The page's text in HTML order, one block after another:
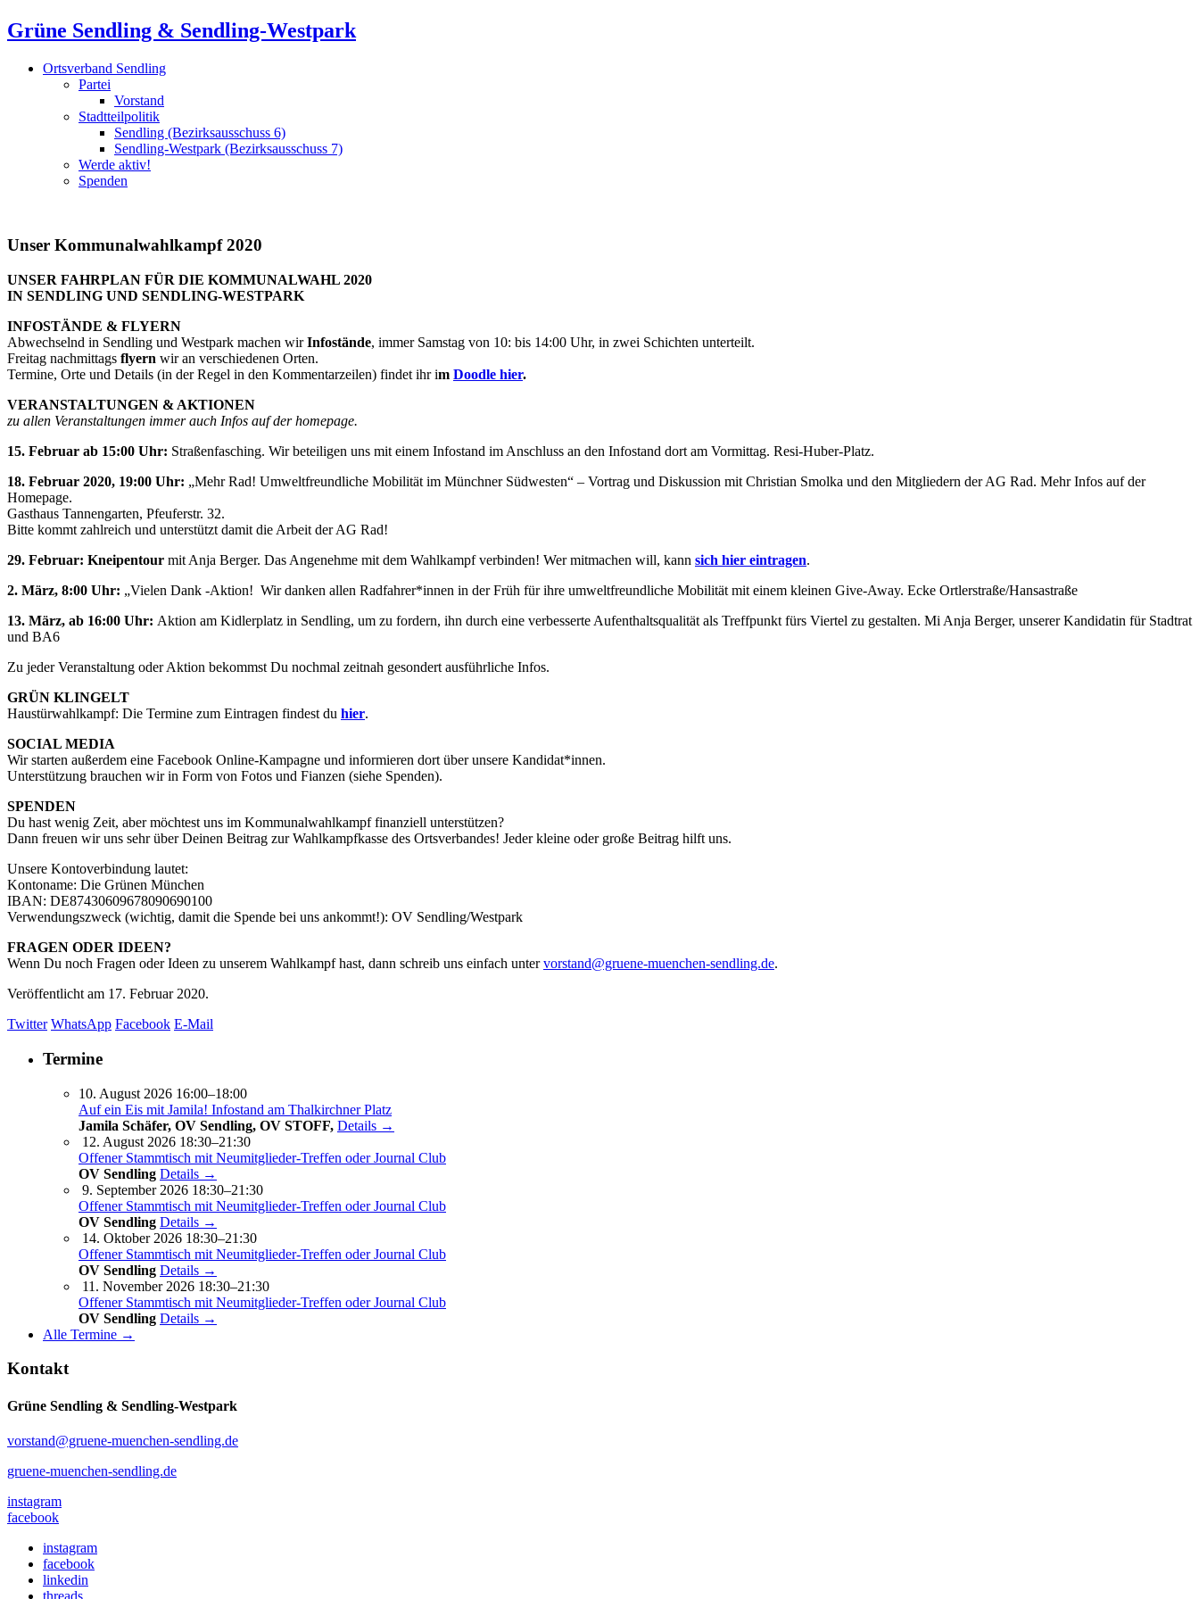
Grüne Sendling & Sendling-Westpark
Ortsverband Sendling
Partei
Vorstand
Stadtteilpolitik
Sendling (Bezirksausschuss 6)
Sendling-Westpark (Bezirksausschuss 7)
Werde aktiv!
Spenden
Unser Kommunalwahlkampf 2020
UNSER FAHRPLAN FÜR DIE KOMMUNALWAHL 2020
IN SENDLING UND SENDLING-WESTPARK
INFOSTÄNDE & FLYERN
Abwechselnd in Sendling und Westpark machen wirInfostände, immer Samstag von 10: bis 14:00 Uhr, in zwei Schichten unterteilt.
Freitag nachmittags flyern wir an verschiedenen Orten.
Termine, Orte und Details (in der Regel in den Kommentarzeilen) findet ihr im Doodle hier.
VERANSTALTUNGEN & AKTIONEN
zu allen Veranstaltungen immer auch Infos auf der homepage.
15. Februar ab 15:00 Uhr: Straßenfasching. Wir beteiligen uns mit einem Infostand im Anschluss an den Infostand dort am Vormittag. Resi-Huber-Platz.
18. Februar 2020, 19:00 Uhr: „Mehr Rad! Umweltfreundliche Mobilität im Münchner Südwesten“ – Vortrag und Diskussion mit Christian Smolka und den Mitgliedern der AG Rad. Mehr Infos auf der
Homepage.
Gasthaus Tannengarten, Pfeuferstr. 32.
Bitte kommt zahlreich und unterstützt damit die Arbeit der AG Rad!
29. Februar: Kneipentour mit Anja Berger. Das Angenehme mit dem Wahlkampf verbinden! Wer mitmachen will, kann sich hier eintragen.
2. März, 8:00 Uhr: „Vielen Dank -Aktion! Wir danken allen Radfahrer*innen in der Früh für ihre umweltfreundliche Mobilität mit einem kleinen Give-Away. Ecke Ortlerstraße/Hansastraße
13. März, ab 16:00 Uhr: Aktion am Kidlerplatz in Sendling, um zu fordern, ihn durch eine verbesserte Aufenthaltsqualität als Treffpunkt fürs Viertel zu gestalten. Mi Anja Berger, unserer Kandidatin für Stadtrat
und BA6
Zu jeder Veranstaltung oder Aktion bekommst Du nochmal zeitnah gesondert ausführliche Infos.
GRÜN KLINGELT
Haustürwahlkampf: Die Termine zum Eintragen findest du hier.
SOCIAL MEDIA
Wir starten außerdem eine Facebook Online-Kampagne und informieren dort über unsere Kandidat*innen.
Unterstützung brauchen wir in Form von Fotos und Fianzen (siehe Spenden).
SPENDEN
Du hast wenig Zeit, aber möchtest uns im Kommunalwahlkampf finanziell unterstützen?
Dann freuen wir uns sehr über Deinen Beitrag zur Wahlkampfkasse des Ortsverbandes! Jeder kleine oder große Beitrag hilft uns.
Unsere Kontoverbindung lautet:
Kontoname: Die Grünen München
IBAN: DE87430609678090690100
Verwendungszweck (wichtig, damit die Spende bei uns ankommt!): OV Sendling/Westpark
FRAGEN ODER IDEEN?
Wenn Du noch Fragen oder Ideen zu unserem Wahlkampf hast, dann schreib uns einfach untervorstand@gruene-muenchen-sendling.de.
Veröffentlicht am 17. Februar 2020.
Twitter WhatsApp Facebook E-Mail
Termine
10. August 2026 16:00–18:00
Auf ein Eis mit Jamila! Infostand am Thalkirchner Platz
Jamila Schäfer, OV Sendling, OV STOFF, Details →
12. August 2026 18:30–21:30
Offener Stammtisch mit Neumitglieder-Treffen oder Journal Club
OV Sendling Details →
9. September 2026 18:30–21:30
Offener Stammtisch mit Neumitglieder-Treffen oder Journal Club
OV Sendling Details →
14. Oktober 2026 18:30–21:30
Offener Stammtisch mit Neumitglieder-Treffen oder Journal Club
OV Sendling Details →
11. November 2026 18:30–21:30
Offener Stammtisch mit Neumitglieder-Treffen oder Journal Club
OV Sendling Details →
Alle Termine →
Kontakt
Grüne Sendling & Sendling-Westpark
vorstand@gruene-muenchen-sendling.de
gruene-muenchen-sendling.de
instagram
facebook
instagram
facebook
linkedin
threads